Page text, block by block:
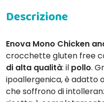
Enova Mono Chicken
crocchette gluten free
di alta qualità: il pollo.
ipoallergenica, è adatto
che soffrono di